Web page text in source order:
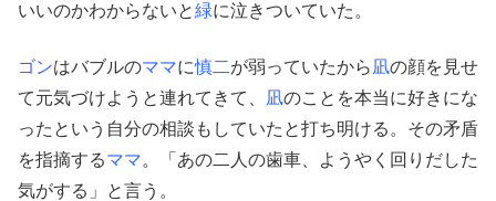
いいのかわからないと緑に泣きついていた。
ゴンはバブルのママに慎二が弱っていたから 凪の顔を見せ
て元気づけようと連れてきて、
凪のことを本当に好きにな
ったという自分の相談もしていたと打ち明ける。その矛盾
を指摘するママ。「あの二人の歯車、ようやく回りだした
気がする」と言う。